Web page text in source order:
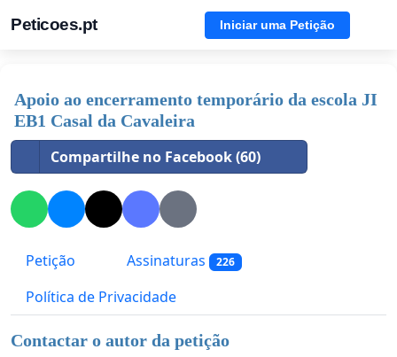
Peticoes.pt Iniciar uma Petição
Apoio ao encerramento temporário da escola JI
EB1 Casal da Cavaleira
Compartilhe no Facebook (60)
Petição Assinaturas 226
Política de Privacidade
Contactar o autor da petição